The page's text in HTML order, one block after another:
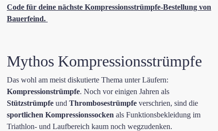
Code für deine nächste Kompressionsstrümpfe-Bestellung von
Bauerfeind.
Mythos Kompressionsstrümpfe
Das wohl am meist diskutierte Thema unter Läufern:
Kompressionstrümpfe. Noch vor einigen Jahren als
Stützstrümpfe und Thrombosestrümpfe verschrien, sind die
sportlichen Kompressionssocken als Funktionsbekleidung im
Triathlon- und Laufbereich kaum noch wegzudenken.